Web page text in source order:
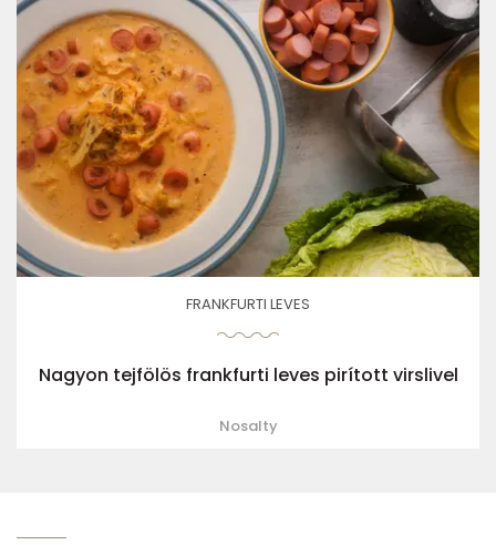
FRANKFURTI LEVES
Nagyon tejfölös frankfurti leves pirított virslivel
Nosalty